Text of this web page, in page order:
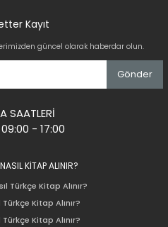
Kayıt
güncel olarak haberdar olun.
Gönder
SAATLERİ
- 17:00
KİTAP ALINIR?
Türkçe Kitap Alınır?
Kitap Alınır?
Kitap Alınır?